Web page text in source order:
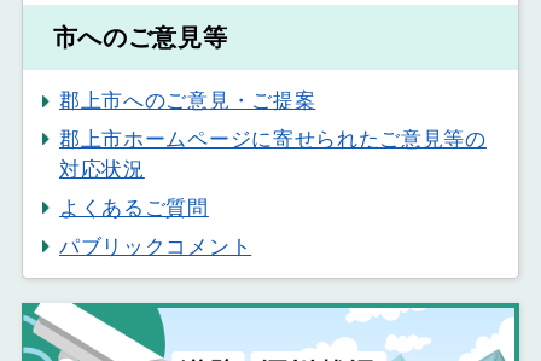
市へのご意見等
郡上市へのご意見・ご提案
郡上市ホームページに寄せられたご意見等の
対応状況
よくあるご質問
パブリックコメント